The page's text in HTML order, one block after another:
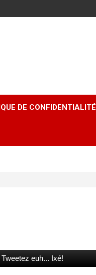
DE CONFIDENTIALITÉ
Tweetez euh... Ixé!